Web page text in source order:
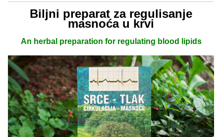
Biljni preparat za regulisanje
masnoća u krvi
An herbal preparation for regulating blood lipids